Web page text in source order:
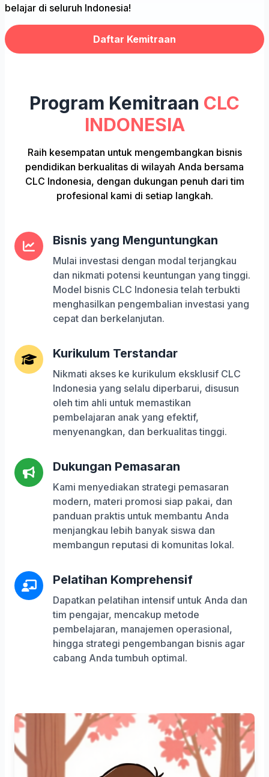
belajar di seluruh Indonesia!
Daftar Kemitraan
Program Kemitraan CLC
INDONESIA
Raih kesempatan untuk mengembangkan bisnis
pendidikan berkualitas di wilayah Anda bersama
CLC Indonesia, dengan dukungan penuh dari tim
profesional kami di setiap langkah.
Bisnis yang Menguntungkan
Mulai investasi dengan modal terjangkau
dan nikmati potensi keuntungan yang tinggi.
Model bisnis CLC Indonesia telah terbukti
menghasilkan pengembalian investasi yang
cepat dan berkelanjutan.
Kurikulum Terstandar
Nikmati akses ke kurikulum eksklusif CLC
Indonesia yang selalu diperbarui, disusun
oleh tim ahli untuk memastikan
pembelajaran anak yang efektif,
menyenangkan, dan berkualitas tinggi.
Dukungan Pemasaran
Kami menyediakan strategi pemasaran
modern, materi promosi siap pakai, dan
panduan praktis untuk membantu Anda
menjangkau lebih banyak siswa dan
membangun reputasi di komunitas lokal.
Pelatihan Komprehensif
Dapatkan pelatihan intensif untuk Anda dan
tim pengajar, mencakup metode
pembelajaran, manajemen operasional,
hingga strategi pengembangan bisnis agar
cabang Anda tumbuh optimal.